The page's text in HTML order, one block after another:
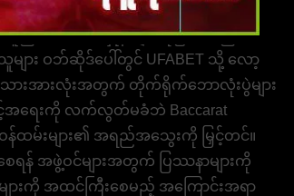
ဘော၊ တင်းနစ်နှင့် အခြားအရာများစွာ
တူညီသောကစားနှုန်းများကိုပြသသည့် ဝဘ်
ျား ဝဘ်ဆိုဒ်ပေါ်တွင် UFABET သို့ လော့
သားအားလုံးအတွက် တိုက်ရိုက်ဘောလုံးပွဲများ
အရေးကို လက်လွတ်မခံဘဲ Baccarat
ထမ်းများ၏ အရည်အသွေးကို မြှင့်တင်။
ရန် အဖွဲ့ဝင်များအတွက် ပြဿနာများကို
ားကို အထင်ကြီးစေမည့် အကြောင်းအရာ